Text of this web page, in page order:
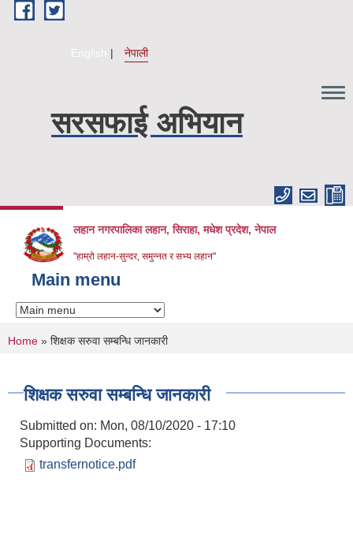
Skip to main content
English नेपाली
सरसफाई अभियान
लहान नगरपालिका लहान, सिराहा, मधेश प्रदेश, नेपाल
"हाम्रो लहान-सुन्दर, समुन्नत र सभ्य लहान"
Main menu
You are here
Home » शिक्षक सरुवा सम्बन्धि जानकारी
शिक्षक सरुवा सम्बन्धि जानकारी
Submitted on: Mon, 08/10/2020 - 17:10
Supporting Documents:
transfernotice.pdf